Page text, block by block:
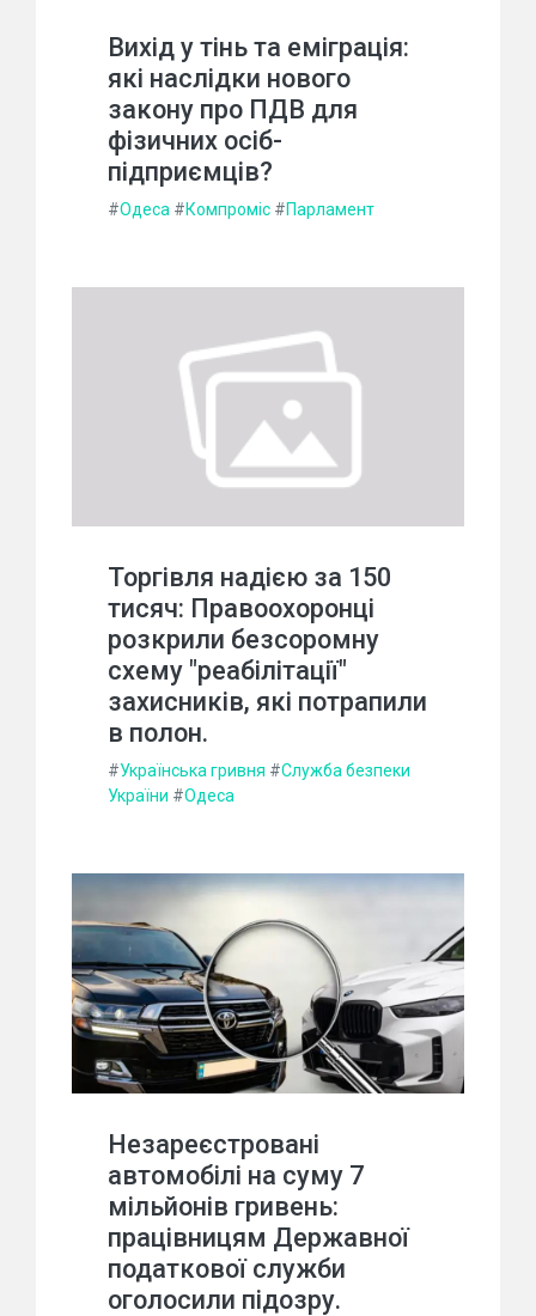
Вихід у тінь та еміграція:
які наслідки нового
закону про ПДВ для
фізичних осіб-
підприємців?
#Одеса #Компроміс #Парламент
Торгівля надією за 150
тисяч: Правоохоронці
розкрили безсоромну
схему "реабілітації"
захисників, які потрапили
в полон.
#Українська гривня #Служба безпеки
України #Одеса
Незареєстровані
автомобілі на суму 7
мільйонів гривень:
працівницям Державної
податкової служби
оголосили підозру.